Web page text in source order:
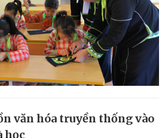
văn hóa truyền thống vào
học